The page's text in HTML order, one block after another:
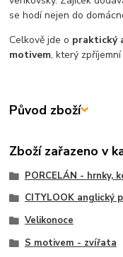
se hodí nejen do
Celkově jde o praktický
motivem, který
Původ zboží
Zboží zařazeno v
PORCELÁN - hrnky,
CITYLOOK anglický
Velikonoce
S motivem - zvířata